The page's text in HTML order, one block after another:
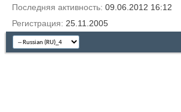
Последняя активность 09.06.2012 16:12
Регистрация
25.11.2005